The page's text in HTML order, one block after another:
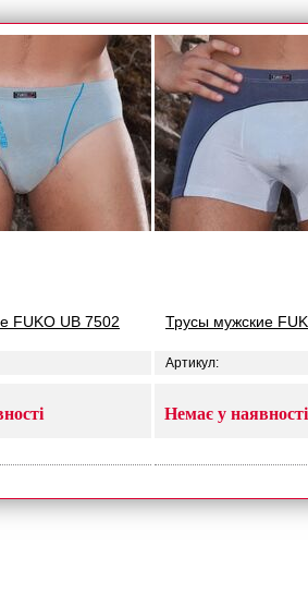
FUKO UB 7502 Трусы мужские
Артикул:
Немає у наявності